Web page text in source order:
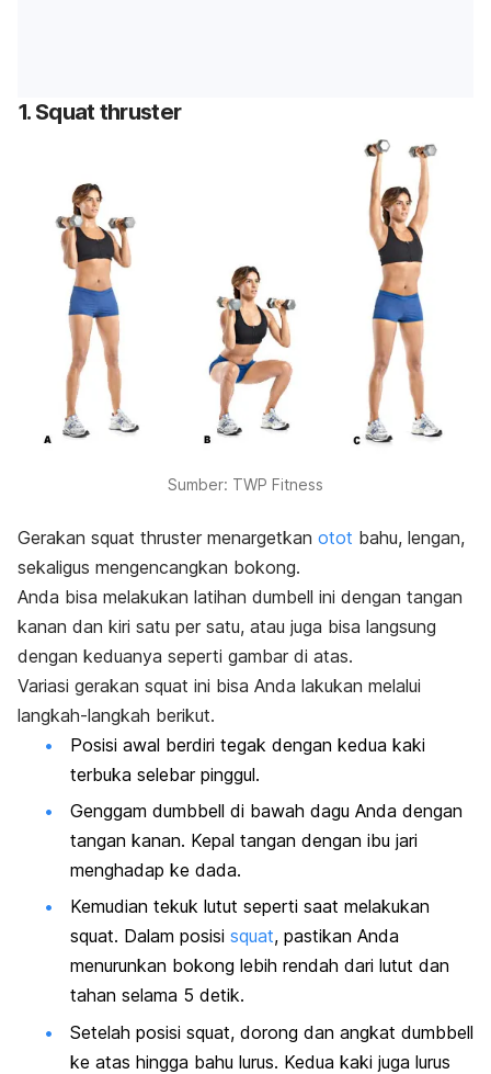
1. Squat thruster
Sumber: TWP Fitness
Gerakan squat thruster menargetkan otot bahu, lengan,
sekaligus mengencangkan bokong.
Anda bisa melakukan latihan dumbell ini dengan tangan
kanan dan kiri satu per satu, atau juga bisa langsung
dengan keduanya seperti gambar di atas.
Variasi gerakan squat ini bisa Anda lakukan melalui
langkah-langkah berikut.
Posisi awal berdiri tegak dengan kedua kaki
terbuka selebar pinggul.
Genggam dumbbell di bawah dagu Anda dengan
tangan kanan. Kepal tangan dengan ibu jari
menghadap ke dada.
Kemudian tekuk lutut seperti saat melakukan
squat. Dalam posisi squat, pastikan Anda
menurunkan bokong lebih rendah dari lutut dan
tahan selama 5 detik.
Setelah posisi squat, dorong dan angkat dumbbell
ke atas hingga bahu lurus. Kedua kaki juga lurus